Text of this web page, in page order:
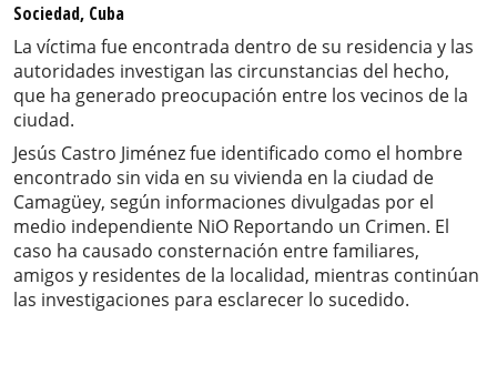
Sociedad, Cuba
La víctima fue encontrada dentro de su residencia y las
autoridades investigan las circunstancias del hecho,
que ha generado preocupación entre los vecinos de la
ciudad.
Jesús Castro Jiménez fue identificado como el hombre
encontrado sin vida en su vivienda en la ciudad de
Camagüey, según informaciones divulgadas por el
medio independiente NiO Reportando un Crimen. El
caso ha causado consternación entre familiares,
amigos y residentes de la localidad, mientras continúan
las investigaciones para esclarecer lo sucedido.